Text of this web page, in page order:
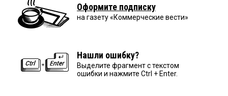
Оформите подписку
на газету «Коммерческие вести»
Нашли ошибку?
Выделите фрагмент с текстом
ошибки и нажмите Ctrl + Enter.